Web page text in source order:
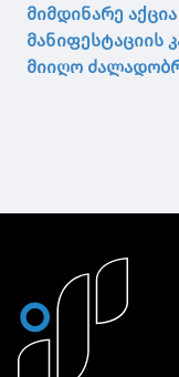
მიმდინარე
მანიფესტაციის
მიიღო